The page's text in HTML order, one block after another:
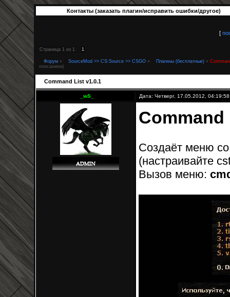
Контакты (заказать плагин/исправить ошибки/другое)
[
Страница 1 из 1 1
Форум » SourceMod >> CS:Source >> CSGO » Плагины (бесплатные) »
описанием)
Command List v1.0.1
_wS_ Дата: Четверг, 17.05.2012,
Command
Создаёт меню
(настраивайте
Вызов меню: